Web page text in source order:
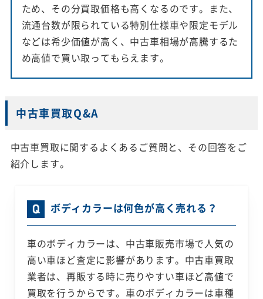
ため、その分買取価格も高くなるのです。また、
流通台数が限られている特別仕様車や限定モデル
などは希少価値が高く、中古車相場が高騰するた
め高値で買い取ってもらえます。
中古車買取Q&A
中古車買取に関するよくあるご質問と、その回答をご
紹介します。
ボディカラーは何色が高く売れる？
車のボディカラーは、中古車販売市場で人気の
高い車ほど査定に影響があります。中古車買取
業者は、再販する時に売りやすい車ほど高値で
買取を行うからです。車のボディカラーは車種